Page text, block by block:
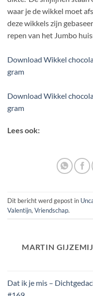
waar je de wikkel moet
deze wikkels zijn
repen van het Jumbo
Download Wikkel
gram
Download Wikkel
gram
Lees ook:
Dit bericht werd gepost in
Valentijn, Vriendschap.
MARTIN
Dat ik je mis –